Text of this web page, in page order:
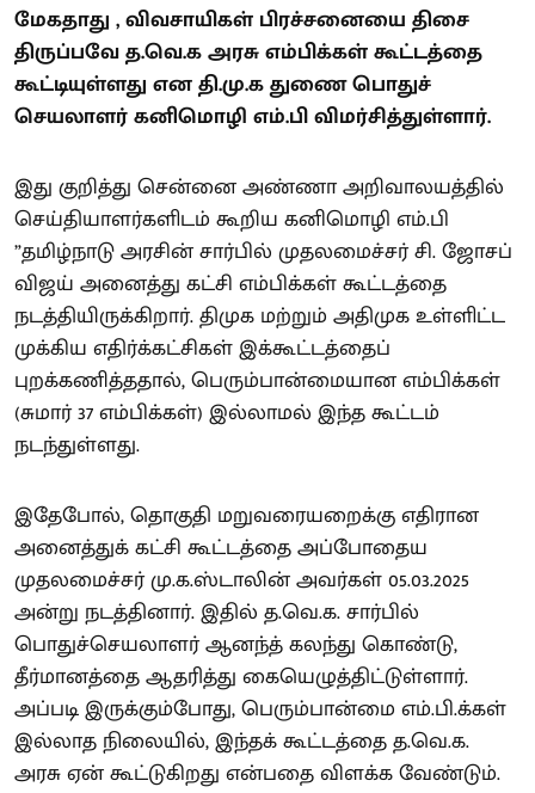
மேகதாது , விவசாயிகள் பிரச்சனையை திசை
திருப்பவே த.வெ.க அரசு எம்பிக்கள் கூட்டத்தை
கூட்டியுள்ளது என தி.மு.க துணை பொதுச்
செயலாளர் கனிமொழி எம்.பி விமர்சித்துள்ளார்.
இது குறித்து சென்னை அண்ணா அறிவாலயத்தில்
செய்தியாளர்களிடம் கூறிய கனிமொழி எம்.பி
”தமிழ்நாடு அரசின் சார்பில் முதலமைச்சர் சி. ஜோசப்
விஜய் அனைத்து கட்சி எம்பிக்கள் கூட்டத்தை
நடத்தியிருக்கிறார். திமுக மற்றும் அதிமுக உள்ளிட்ட
முக்கிய எதிர்க்கட்சிகள் இக்கூட்டத்தைப்
புறக்கணித்ததால், பெரும்பான்மையான எம்பிக்கள்
(சுமார் 37 எம்பிக்கள்) இல்லாமல் இந்த கூட்டம்
நடந்துள்ளது.
இதேபோல், தொகுதி மறுவரையறைக்கு எதிரான
அனைத்துக் கட்சி கூட்டத்தை அப்போதைய
முதலமைச்சர் மு.க.ஸ்டாலின் அவர்கள் 05.03.2025
அன்று நடத்தினார். இதில் த.வெ.க. சார்பில்
பொதுச்செயலாளர் ஆனந்த் கலந்து கொண்டு,
தீர்மானத்தை ஆதரித்து கையெழுத்திட்டுள்ளார்.
அப்படி இருக்கும்போது, பெரும்பான்மை எம்.பி.க்கள்
இல்லாத நிலையில், இந்தக் கூட்டத்தை த.வெ.க.
அரசு ஏன் கூட்டுகிறது என்பதை விளக்க வேண்டும்.